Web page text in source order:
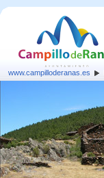
www.campilloderanas.es